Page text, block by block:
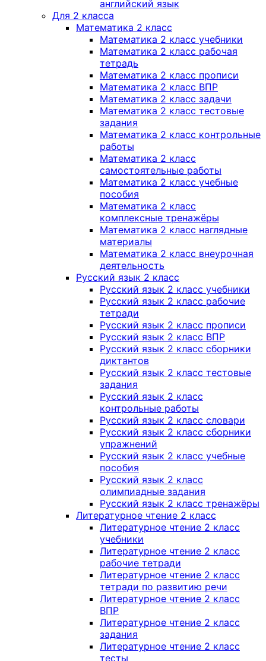
английский язык
Для 2 класса
Математика 2 класс
Математика 2 класс учебники
Математика 2 класс рабочая
тетрадь
Математика 2 класс прописи
Математика 2 класс ВПР
Математика 2 класс задачи
Математика 2 класс тестовые
задания
Математика 2 класс контрольные
работы
Математика 2 класс
самостоятельные работы
Математика 2 класс учебные
пособия
Математика 2 класс
комплексные тренажёры
Математика 2 класс наглядные
материалы
Математика 2 класс внеурочная
деятельность
Русский язык 2 класс
Русский язык 2 класс учебники
Русский язык 2 класс рабочие
тетради
Русский язык 2 класс прописи
Русский язык 2 класс ВПР
Русский язык 2 класс сборники
диктантов
Русский язык 2 класс тестовые
задания
Русский язык 2 класс
контрольные работы
Русский язык 2 класс словари
Русский язык 2 класс сборники
упражнений
Русский язык 2 класс учебные
пособия
Русский язык 2 класс
олимпиадные задания
Русский язык 2 класс тренажёры
Литературное чтение 2 класс
Литературное чтение 2 класс
учебники
Литературное чтение 2 класс
рабочие тетради
Литературное чтение 2 класс
тетради по развитию речи
Литературное чтение 2 класс
ВПР
Литературное чтение 2 класс
задания
Литературное чтение 2 класс
тесты